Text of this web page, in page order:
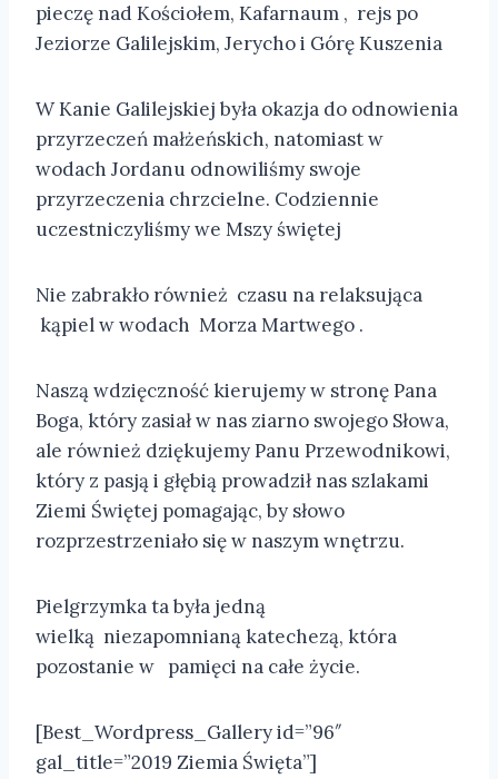
pieczę nad Kościołem, Kafarnaum , rejs po
Jeziorze Galilejskim, Jerycho i Górę Kuszenia
W Kanie Galilejskiej była okazja do odnowienia
przyrzeczeń małżeńskich, natomiast w
wodach Jordanu odnowiliśmy swoje
przyrzeczenia chrzcielne. Codziennie
uczestniczyliśmy we Mszy świętej
Nie zabrakło również czasu na relaksująca
kąpiel w wodach Morza Martwego .
Naszą wdzięczność kierujemy w stronę Pana
Boga, który zasiał w nas ziarno swojego Słowa,
ale również dziękujemy Panu Przewodnikowi,
który z pasją i głębią prowadził nas szlakami
Ziemi Świętej pomagając, by słowo
rozprzestrzeniało się w naszym wnętrzu.
Pielgrzymka ta była jedną
wielką niezapomnianą katechezą, która
pozostanie w pamięci na całe życie.
[Best_Wordpress_Gallery id=”96″
gal_title=”2019 Ziemia Święta”]